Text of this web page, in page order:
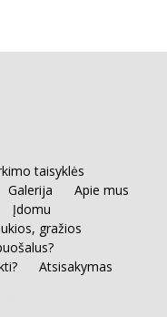
taisyklės
Galerija
Apie mus
Įdomu
gražios
Atsisakymas